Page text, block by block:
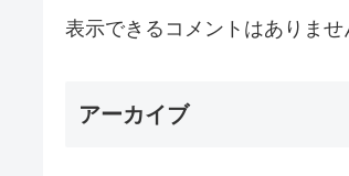
表示できるコメントはありませ
アーカイブ